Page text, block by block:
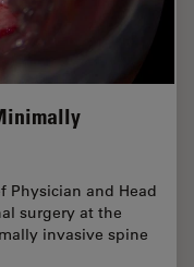
Physician and Head
surgery at the
invasive spine